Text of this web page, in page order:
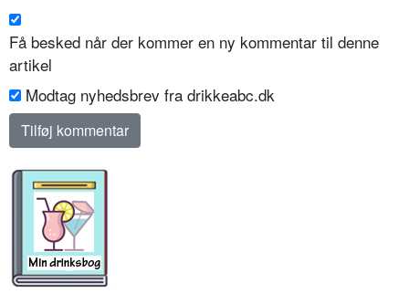
Få besked når der kommer en ny kommentar til denne
artikel
Modtag nyhedsbrev fra drikkeabc.dk